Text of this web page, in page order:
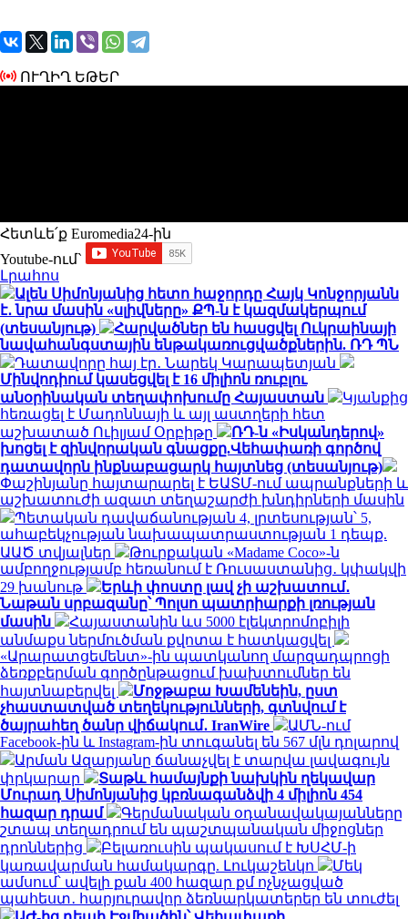
ՈՒՂԻՂ ԵԹԵՐ
Հետևե՛ք Euromedia24-ին
Youtube-ում`
Լրահոս
Ալեն Սիմոնյանից հետո հաջորդը Հայկ Կոնջորյանն
է․ նրա մասին «սլիվները» ՔՊ-ն է կազմակերպում
(տեսանյութ)
Հարվածներ են հասցվել Ուկրաինայի
նավահանգստային ենթակառուցվածքներին. ՌԴ ՊՆ
Դատավորը հայ էր․ Նարեկ Կարապետյան
Մինվոդիում կասեցվել է 16 միլիոն ռուբլու
անօրինական տեղափոխումը Հայաստան
Կյանքից
հեռացել է Մադոննայի և այլ աստղերի հետ
աշխատած Ուիլյամ Օրբիթը
ՌԴ-ն «Իսկանդերով»
խոցել է զինվորական գնացքը.Վեհափառի գործով
դատավորն ինքնաբացարկ հայտնեց (տեսանյութ)
Փաշինյանը հայտարարել է ԵԱՏՄ-ում ապրանքների և
աշխատուժի ազատ տեղաշարժի խնդիրների մասին
Պետական դավաճանության 4, լրտեսության՝ 5,
ահաբեկչության նախապատրաստության 1 դեպք.
ԱԱԾ տվյալներ
Թուրքական «Madame Coco»-ն
ամբողջությամբ հեռանում է Ռուսաստանից․ կփակվի
29 խանութ
Երևի փոստը լավ չի աշխատում․
Նաթան սրբազանը՝ Պոլսո պատրիարքի լռության
մասին
Հայաստանին ևս 5000 էլեկտրոմոբիլի
անմաքս ներմուծման քվոտա է հատկացվել
«Արարատցեմենտ»-ին պատկանող մարզադպրոցի
ձեռքբերման գործընթացում խախտումներ են
հայտնաբերվել
Մոջթաբա Խամենեին, ըստ
չհաստատված տեղեկությունների, գտնվում է
ծայրահեղ ծանր վիճակում․ IranWire
ԱՄՆ-ում
Facebook-ին և Instagram-ին տուգանել են 567 մլն դոլարով
Արման Ազարյանը ճանաչվել է տարվա լավագույն
փրկարար
Տաթև համայնքի նախկին ղեկավար
Մուրադ Սիմոնյանից կբռնագանձվի 4 միլիոն 454
հազար դրամ
Գերմանական օդանավակայանները
շտապ տեղադրում են պաշտպանական միջոցներ
դրոններից
Բելառուսին պակասում է ԽՍՀՄ-ի
կառավարման համակարգը. Լուկաշենկո
Մեկ
ամսում՝ ավելի քան 400 հազար քմ ոչնչացված
պահեստ․ հարյուրավոր ձեռնարկատերեր են տուժել